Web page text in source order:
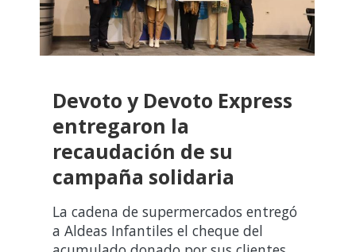
Devoto y Devoto Express
entregaron la
recaudación de su
campaña solidaria
La cadena de supermercados entregó
a Aldeas Infantiles el cheque del